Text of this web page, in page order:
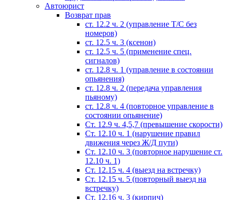
Автоюрист
Возврат прав
ст. 12.2 ч. 2 (управление Т/С без
номеров)
ст. 12.5 ч. 3 (ксенон)
ст. 12.5 ч. 5 (применение спец.
сигналов)
cт. 12.8 ч. 1 (управление в состоянии
опьянения)
ст. 12.8 ч. 2 (передача управления
пьяному)
ст. 12.8 ч. 4 (повторное управление в
состоянии опьянение)
Ст. 12.9 ч. 4,5,7 (превышение скорости)
Ст. 12.10 ч. 1 (нарушение правил
движения через Ж/Д пути)
Ст. 12.10 ч. 3 (повторное нарушение ст.
12.10 ч. 1)
Ст. 12.15 ч. 4 (выезд на встречку)
Ст. 12.15 ч. 5 (повторный выезд на
встречку)
Ст. 12.16 ч. 3 (кирпич)